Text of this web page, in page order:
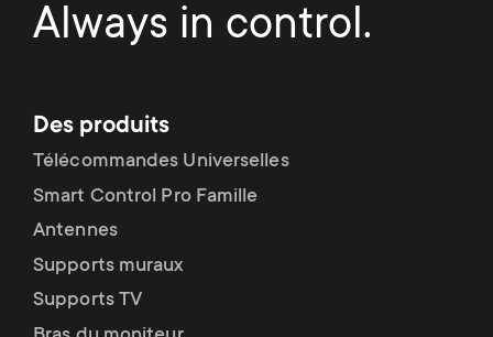
Always in control.
Des produits
Télécommandes Universelles
Smart Control Pro Famille
Antennes
Supports muraux
Supports TV